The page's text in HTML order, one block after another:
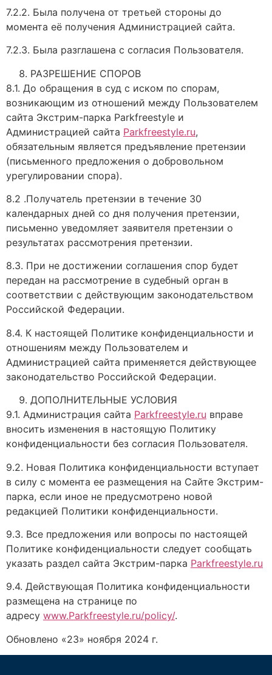
7.2.2. Была получена от третьей стороны до
момента её получения Администрацией сайта.
7.2.3. Была разглашена с согласия Пользователя.
РАЗРЕШЕНИЕ СПОРОВ
8.1. До обращения в суд с иском по спорам,
возникающим из отношений между Пользователем
сайта Экстрим-парка Parkfreestyle и
Администрацией сайта Parkfreestyle.ru,
обязательным является предъявление претензии
(письменного предложения о добровольном
урегулировании спора).
8.2 .Получатель претензии в течение 30
календарных дней со дня получения претензии,
письменно уведомляет заявителя претензии о
результатах рассмотрения претензии.
8.3. При не достижении соглашения спор будет
передан на рассмотрение в судебный орган в
соответствии с действующим законодательством
Российской Федерации.
8.4. К настоящей Политике конфиденциальности и
отношениям между Пользователем и
Администрацией сайта применяется действующее
законодательство Российской Федерации.
ДОПОЛНИТЕЛЬНЫЕ УСЛОВИЯ
9.1. Администрация сайта Parkfreestyle.ru вправе
вносить изменения в настоящую Политику
конфиденциальности без согласия Пользователя.
9.2. Новая Политика конфиденциальности вступает
в силу с момента ее размещения на Сайте Экстрим-
парка, если иное не предусмотрено новой
редакцией Политики конфиденциальности.
9.3. Все предложения или вопросы по настоящей
Политике конфиденциальности следует сообщать
указать раздел сайта Экстрим-парка Parkfreestyle.ru
9.4. Действующая Политика конфиденциальности
размещена на странице по
адресу www.Parkfreestyle.ru/policy/.
Обновлено «23» ноября 2024 г.